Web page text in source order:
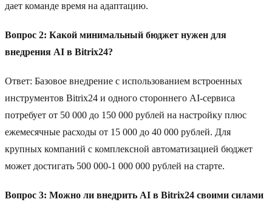
дает команде время на адаптацию.
Вопрос 2: Какой минимальный бюджет нужен для
внедрения AI в Bitrix24?
Ответ: Базовое внедрение с использованием встроенных
инструментов Bitrix24 и одного стороннего AI-сервиса
потребует от 50 000 до 150 000 рублей на настройку плюс
ежемесячные расходы от 15 000 до 40 000 рублей. Для
крупных компаний с комплексной автоматизацией бюджет
может достигать 500 000-1 000 000 рублей на старте.
Вопрос 3: Можно ли внедрить AI в Bitrix24 своими силами